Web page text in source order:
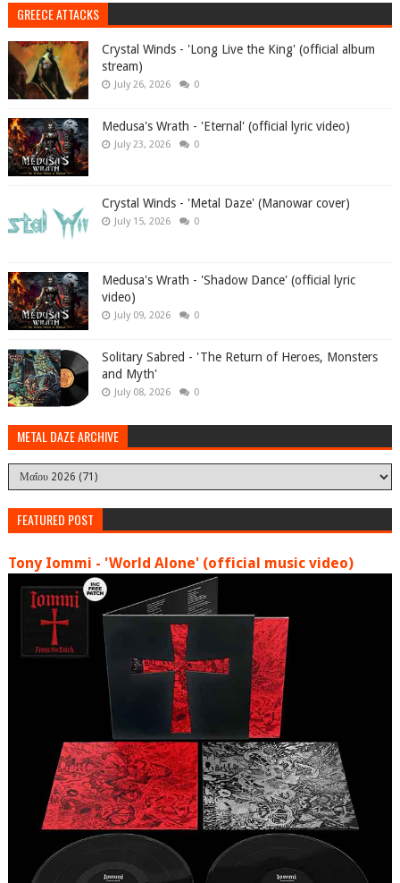
GREECE ATTACKS
Crystal Winds - 'Long Live the King' (official album
stream)
July 26, 2026 0
Medusa's Wrath - 'Eternal' (official lyric video)
July 23, 2026 0
Crystal Winds - 'Metal Daze' (Manowar cover)
July 15, 2026 0
Medusa's Wrath - 'Shadow Dance' (official lyric
video)
July 09, 2026 0
Solitary Sabred - 'The Return of Heroes, Monsters
and Myth'
July 08, 2026 0
METAL DAZE ARCHIVE
FEATURED POST
Tony Iommi - 'World Alone' (official music video)